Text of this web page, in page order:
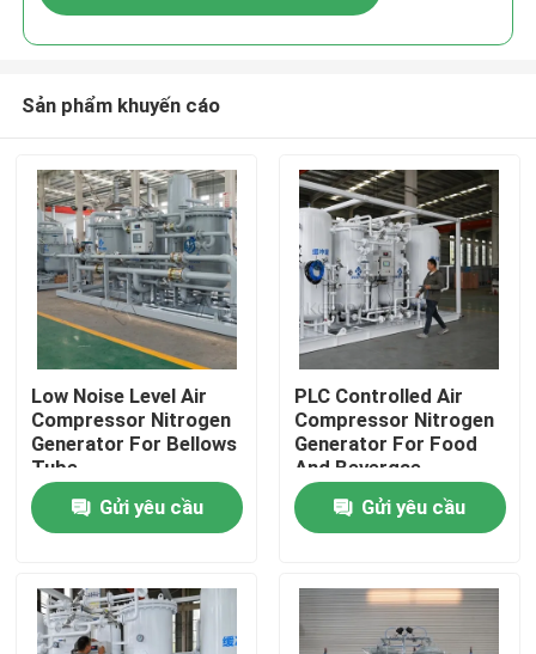
Nhà
Về chúng tôi
Sản phẩm khuyến cáo
Low Noise Level Air
Compressor Nitrogen
Generator For Bellows
Tube
Gửi yêu cầu
PLC Controlled Air
Compressor Nitrogen
Generator For Food
And Bevergae
Gửi yêu cầu